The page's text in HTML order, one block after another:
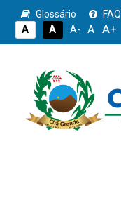
Glossário FAQ
A
A A- A A+